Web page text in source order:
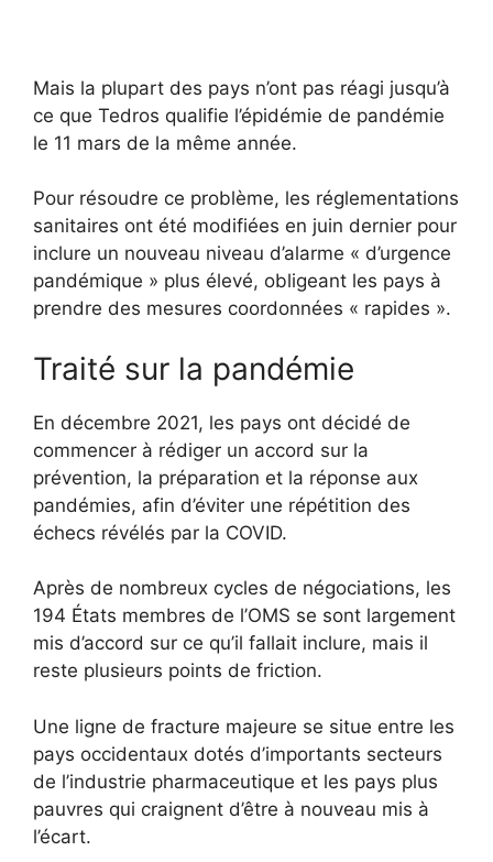
Mais la plupart des pays n’ont pas réagi jusqu’à
ce que Tedros qualifie l’épidémie de pandémie
le 11 mars de la même année.
Pour résoudre ce problème, les réglementations
sanitaires ont été modifiées en juin dernier pour
inclure un nouveau niveau d’alarme « d’urgence
pandémique » plus élevé, obligeant les pays à
prendre des mesures coordonnées « rapides ».
Traité sur la pandémie
En décembre 2021, les pays ont décidé de
commencer à rédiger un accord sur la
prévention, la préparation et la réponse aux
pandémies, afin d’éviter une répétition des
échecs révélés par la COVID.
Après de nombreux cycles de négociations, les
194 États membres de l’OMS se sont largement
mis d’accord sur ce qu’il fallait inclure, mais il
reste plusieurs points de friction.
Une ligne de fracture majeure se situe entre les
pays occidentaux dotés d’importants secteurs
de l’industrie pharmaceutique et les pays plus
pauvres qui craignent d’être à nouveau mis à
l’écart.